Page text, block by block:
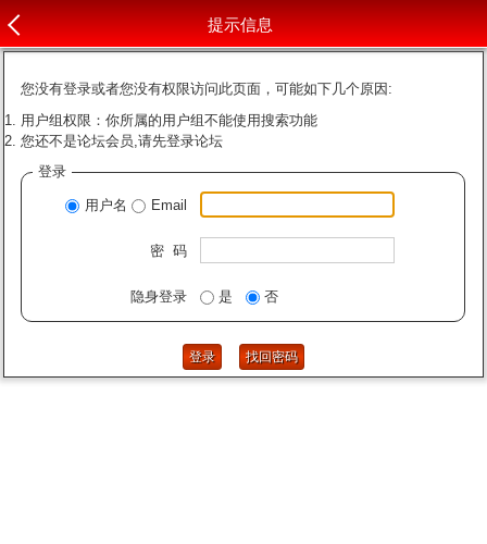
提示信息
您没有登录或者您没有权限访问此页面，可能如下几个原因:
用户组权限：你所属的用户组不能使用搜索功能
您还不是论坛会员,请先登录论坛
登录
用户名 Email
密 码
隐身登录 是 否